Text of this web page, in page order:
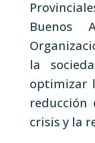
Buenos
la
optimizar
reducción
crisis y la